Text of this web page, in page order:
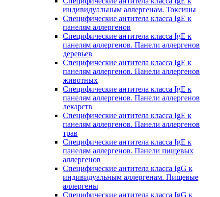
индивидуальным аллергенам. Токсины
Специфические антитела класса IgE к
панелям аллергенов
Специфические антитела класса IgE к
панелям аллергенов. Панели аллергенов
деревьев
Специфические антитела класса IgE к
панелям аллергенов. Панели аллергенов
животных
Специфические антитела класса IgE к
панелям аллергенов. Панели аллергенов
лекарств
Специфические антитела класса IgE к
панелям аллергенов. Панели аллергенов
трав
Специфические антитела класса IgE к
панелям аллергенов. Панели пищевых
аллергенов
Специфические антитела класса IgG к
индивидуальным аллергенам. Пищевые
аллергены
Специфические антитела класса IgG к